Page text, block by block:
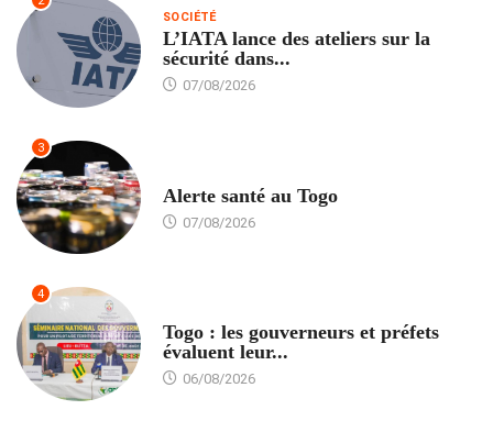
SOCIÉTÉ
L’IATA lance des ateliers sur la
sécurité dans...
07/08/2026
3
Alerte santé au Togo
07/08/2026
4
Togo : les gouverneurs et préfets
évaluent leur...
06/08/2026